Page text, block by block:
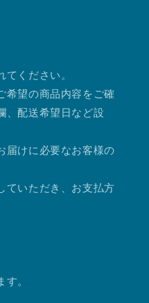
ください。
希望の商品内容をご確
、配送希望日など設
届けに必要なお客様の
ていただき、お支払方
。